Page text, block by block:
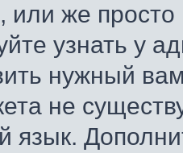
или же
узнать у
нужный
не
язык.